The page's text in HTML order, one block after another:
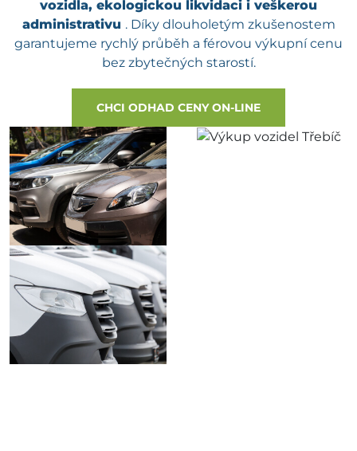
vozidla, ekologickou likvidaci i veškerou
administrativu . Díky dlouholetým zkušenostem
garantujeme rychlý průběh a férovou výkupní cenu
bez zbytečných starostí.
CHCI ODHAD CENY ON-LINE